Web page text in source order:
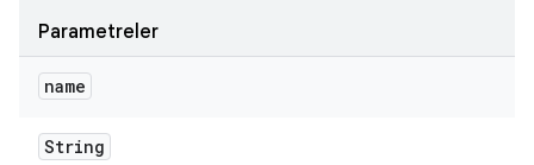
Parametreler
name
String